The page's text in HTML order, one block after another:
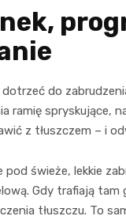
do
ramię spryskujące,
z tłuszczem – i
świeże, lekkie
Gdy trafiają tam
tłuszczu. To